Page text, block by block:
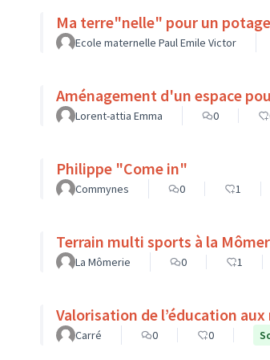
Ma terre"nelle" pour un
Ecole maternelle Paul Emile Victor
Aménagement d'un espace
Lorent-attia Emma 0
Philippe "Come in"
Commynes 0 1
Terrain multi sports à la
La Mômerie 0 1
Valorisation de l’éducation aux
Carré 0 0